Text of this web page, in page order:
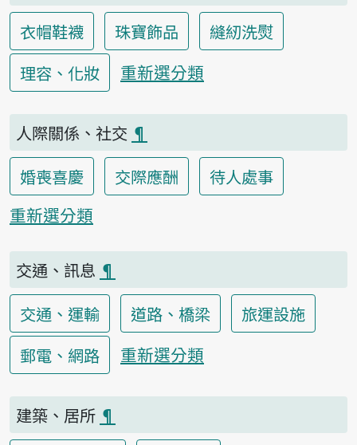
衣帽鞋襪
珠寶飾品
縫紉洗熨
理容、化妝
重新選分類
人際關係、社交 ¶
婚喪喜慶
交際應酬
待人處事
重新選分類
交通、訊息 ¶
交通、運輸
道路、橋梁
旅運設施
郵電、網路
重新選分類
建築、居所 ¶